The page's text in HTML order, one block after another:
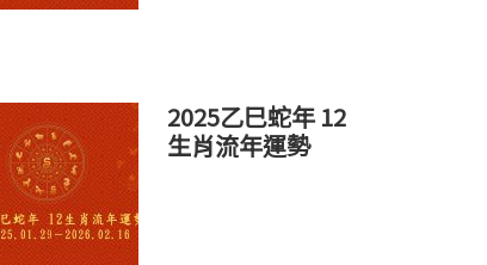
2025乙巳蛇年 12
生肖流年運勢